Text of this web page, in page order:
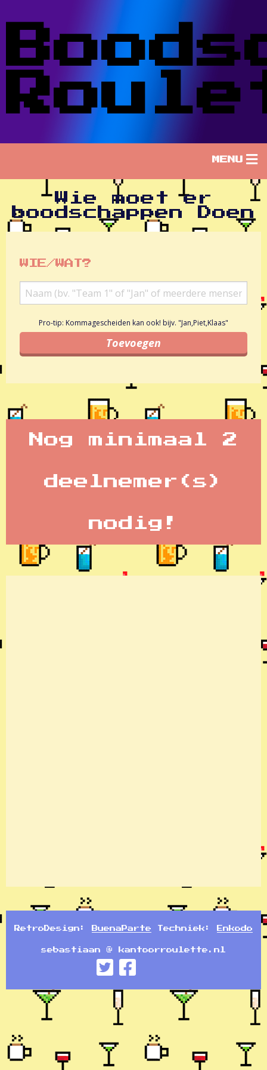
MENU
Wie moet er
boodschappen Doen
WIE/WAT?
Pro-tip: Kommagescheiden kan ook! bijv. "Jan,Piet,Klaas"
Nog minimaal 2
deelnemer(s)
nodig!
RetroDesign: BuenaParte Techniek: Enkodo
sebastiaan @ kantoorroulette.nl